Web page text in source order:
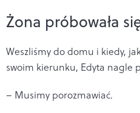
Żona próbowała
Weszliśmy do domu i kiedy,
swoim kierunku, Edyta nagle
– Musimy porozmawiać.